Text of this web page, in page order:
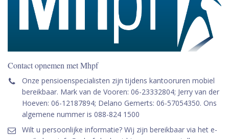
Contact opnemen met Mhpf
Onze pensioenspecialisten zijn tijdens kantooruren mobiel
bereikbaar. Mark van de Vooren: 06-23332804; Jerry van der
Hoeven: 06-12187894; Delano Gemerts: 06-57054350. Ons
algemene nummer is 088-824 1500
Wilt u persoonlijke informatie? Wij zijn bereikbaar via het e-